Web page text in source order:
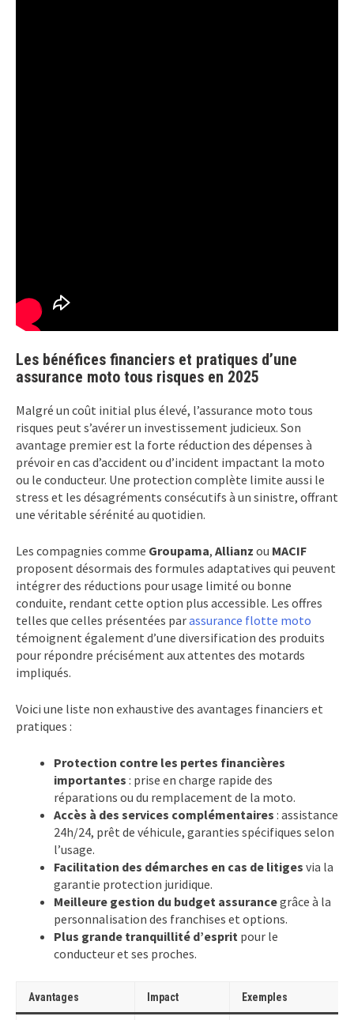
Les bénéfices financiers et pratiques d’une
assurance moto tous risques en 2025
Malgré un coût initial plus élevé, l’assurance moto tous
risques peut s’avérer un investissement judicieux. Son
avantage premier est la forte réduction des dépenses à
prévoir en cas d’accident ou d’incident impactant la moto
ou le conducteur. Une protection complète limite aussi le
stress et les désagréments consécutifs à un sinistre, offrant
une véritable sérénité au quotidien.
Les compagnies comme Groupama, Allianz ou MACIF
proposent désormais des formules adaptatives qui peuvent
intégrer des réductions pour usage limité ou bonne
conduite, rendant cette option plus accessible. Les offres
telles que celles présentées parassurance flotte moto
témoignent également d’une diversification des produits
pour répondre précisément aux attentes des motards
impliqués.
Voici une liste non exhaustive des avantages financiers et
pratiques :
Protection contre les pertes financières
importantes : prise en charge rapide des
réparations ou du remplacement de la moto.
Accès à des services complémentaires : assistance
24h/24, prêt de véhicule, garanties spécifiques selon
l’usage.
Facilitation des démarches en cas de litiges via la
garantie protection juridique.
Meilleure gestion du budget assurancegrâce à la
personnalisation des franchises et options.
Plus grande tranquillité d’esprit pour le
conducteur et ses proches.
Avantages Impact Exemples